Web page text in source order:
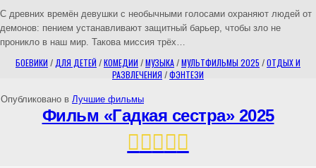
С древних времён девушки с необычными голосами охраняют людей от
демонов: пением устанавливают защитный барьер, чтобы зло не
проникло в наш мир. Такова миссия трёх…
БОЕВИКИ / ДЛЯ ДЕТЕЙ /КОМЕДИИ /МУЗЫКА/МУЛЬТФИЛЬМЫ 2025 /ОТДЫХ И
РАЗВЛЕЧЕНИЯ /ФЭНТЕЗИ
Опубликовано в Лучшие фильмы
Фильм «Гадкая сестра» 2025